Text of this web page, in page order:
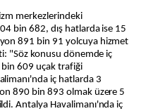
merkezlerindeki
bin 682, dış hatlarda ise 15
891 bin 91 yolcuya hizmet
"Söz konusu dönemde iç
bin 609 uçak trafiği
iç hatlarda 3
890 bin 893 olmak üzere 5
Antalya Havalimanı'nda iç